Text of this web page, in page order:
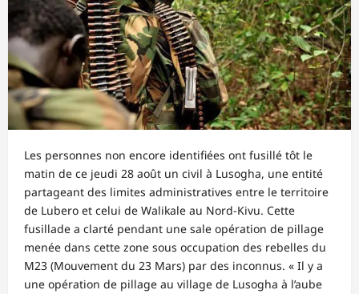
Les personnes non encore identifiées ont fusillé tôt le
matin de ce jeudi 28 août un civil à Lusogha, une entité
partageant des limites administratives entre le territoire
de Lubero et celui de Walikale au Nord-Kivu. Cette
fusillade a clarté pendant une sale opération de pillage
menée dans cette zone sous occupation des rebelles du
M23 (Mouvement du 23 Mars) par des inconnus. « Il y a
une opération de pillage au village de Lusogha à l’aube